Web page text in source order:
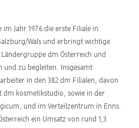
Jahr 1976 die erste Filiale in
Wals und erbringt wichtige
dm Österreich und
und zu begleiten. Insgesamt
in den 382 dm Filialen, davon
dm kosmetikstudio, sowie in der
und im Verteilzentrum in Enns.
ein Umsatz von rund 1,3